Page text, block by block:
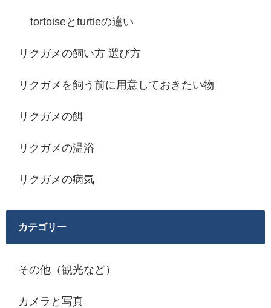
tortoiseとturtleの違い
リクガメの飼い方 選び方
リクガメを飼う前に用意しておきたい物
リクガメの餌
リクガメの温浴
リクガメの病気
カテゴリー
その他（観光など）
カメラと写真